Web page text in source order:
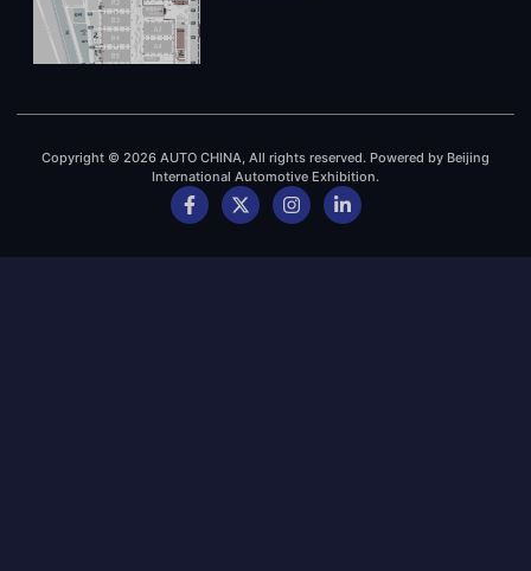
Copyright © 2026 AUTO CHINA, All rights reserved. Powered by Beijing
International Automotive Exhibition.